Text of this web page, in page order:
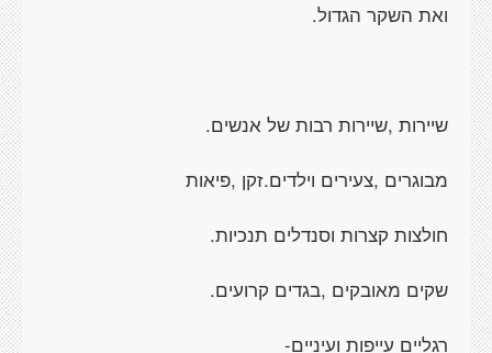
ואת השקר הגדול.
שיירות ,שיירות רבות של אנשים.
מבוגרים ,צעירים וילדים.זקן ,פיאות
חולצות קצרות וסנדלים תנכיות.
שקים מאובקים ,בגדים קרועים.
רגליים עייפות ועיניים-